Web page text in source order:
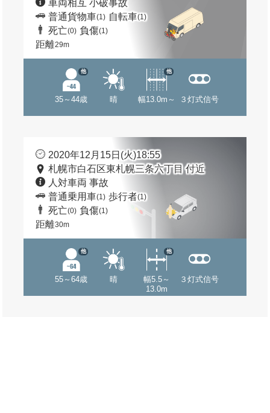
車両相互 小破事故
普通貨物車(1) 自転車(1)
死亡(0) 負傷(1)
距離29m
35～44歳
他
晴 幅13.0m～
他
３灯式信号
2020年12月15日(火)18:55
札幌市白石区東札幌三条六丁目 付近
人対車両 事故
普通乗用車(1) 歩行者(1)
死亡(0) 負傷(1)
距離30m
55～64歳
他
晴
幅5.5～
13.0m
他
３灯式信号